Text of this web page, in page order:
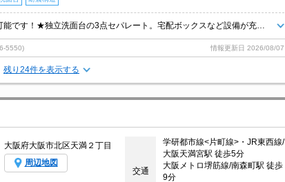
5550) 情報更新日 2026/08/07
残り24件を表示する
大阪府大阪市北区天満２丁目
周辺地図
交通
学研都市線<片町線>・JR東西線/
大阪天満宮駅 徒歩5分
大阪メトロ堺筋線/南森町駅 徒歩
9分